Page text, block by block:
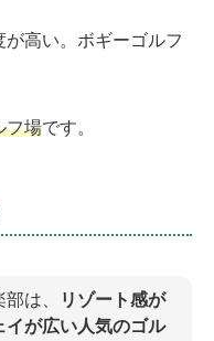
高い。ボギーゴルフ
フ場です。
は、
リゾート感が
イが広い人気のゴル